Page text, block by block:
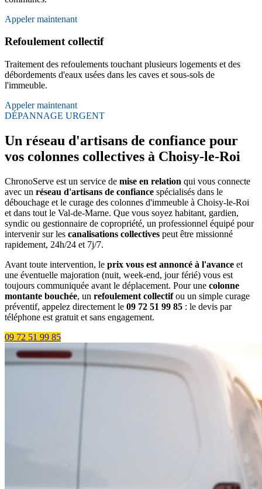
Appeler maintenant
Refoulement collectif
Traitement des refoulements touchant plusieurs logements et des
débordements d'eaux usées dans les caves et sous-sols de
l'immeuble.
Appeler maintenant
DÉPANNAGE URGENT
Un réseau d'artisans de confiance pour
vos colonnes collectives à Choisy-le-Roi
ChronoServe est un service de mise en relation qui vous connecte
avec un réseau d'artisans de confiance spécialisés dans le
débouchage et le curage des colonnes d'immeuble à Choisy-le-Roi
et dans tout le Val-de-Marne. Que vous soyez habitant, gardien,
syndic ou gestionnaire de copropriété, un professionnel équipé pour
intervenir sur les canalisations collectives peut être missionné
rapidement, 24h/24 et 7j/7.
Avant toute intervention, le prix vous est annoncé à l'avance et
une éventuelle majoration (nuit, week-end, jour férié) vous est
toujours communiquée avant le déplacement. Pour une colonne
montante bouchée, un refoulement collectifou un simple curage
préventif, appelez directement le 09 72 51 99 85 : le devis par
téléphone est gratuit et sans engagement.
09 72 51 99 85